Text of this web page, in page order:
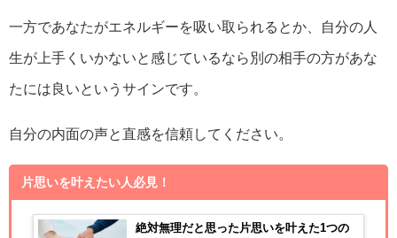
一方であなたがエネルギーを吸い取られるとか、自分の人
生が上手くいかないと感じているなら別の相手の方があな
たには良いというサインです。
自分の内面の声と直感を信頼してください。
片思いを叶えたい人必見！
絶対無理だと思った片思いを叶えた1つの